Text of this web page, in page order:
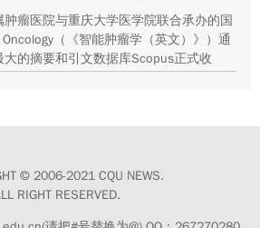
瘤医院与重庆大学医学院联合承办的国
（《智能肿瘤学（英文）》）通
的摘要和引文数据库Scopus正式收
© 2006-2021 CQU NEWS.
RIGHT RESERVED.